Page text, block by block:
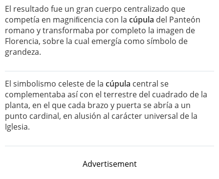
El resultado fue un gran cuerpo centralizado que
competía en magniﬁcencia con la cúpula del Panteón
romano y transformaba por completo la imagen de
Florencia, sobre la cual emergía como símbolo de
grandeza.
El simbolismo celeste de la cúpula central se
complementaba así con el terrestre del cuadrado de la
planta, en el que cada brazo y puerta se abría a un
punto cardinal, en alusión al carácter universal de la
Iglesia.
Advertisement